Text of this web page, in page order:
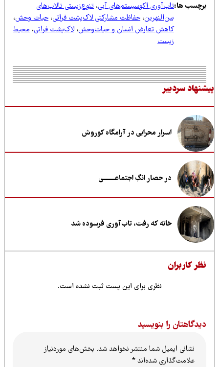
ها:تاب‌آوری اکوسیستم‌های آبی،تنوع‌زیستی تالاب‌های
بین‌النهرین،حفاظت مشارکتی لاک‌پشت فراتی،حیات وحش،
کاهش تعارض انسان و حیات‌وحش،لاک‌پشت فراتی،محیط
زیست
سردبیر
اسرار محرابی در آرامگاه کوروش
در حصار انگِ اجتماعــــــــی
خانه که رفت، تاب‌آوری فرسوده شد
کاربران
نظری برای این پست ثبت نشده است.
را بنویسید
نشانی ایمیل شما منتشر نخواهد شد.بخش‌های موردنیاز
علامت‌گذاری شده‌اند*